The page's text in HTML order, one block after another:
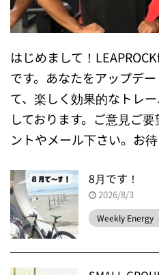
はじめまして！
です。あなたをアップデ
て、楽しく効果的なトレ
しております。ご意見ご
ントやメール下さい。お
8月です！
2026/8/3
Weekly Energy